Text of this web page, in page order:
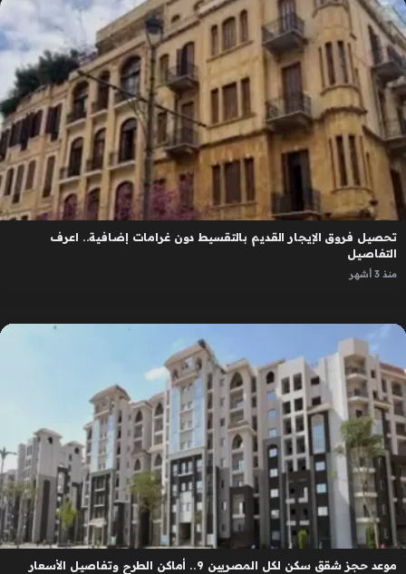
تحصيل فروق الإيجار القديم بالتقسيط دون غرامات إضافية.. اعرف
التفاصيل
منذ 3 أشهر
موعد حجز شقق سكن لكل المصريين 9.. أماكن الطرح وتفاصيل الأسعار